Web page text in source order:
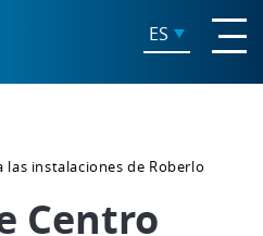
ES
las instalaciones de Roberlo
Centro